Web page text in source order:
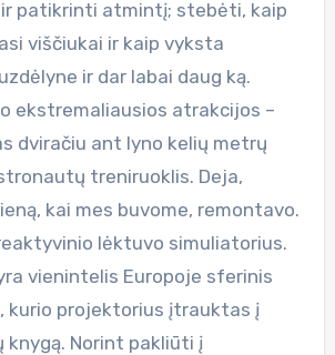
patikrinti atmintį; stebėti, kaip
viščiukai ir kaip vyksta
ir dar labai daug ką.
ekstremaliausios atrakcijos –
dviračiu ant lyno kelių metrų
treniruoklis. Deja,
kai mes buvome, remontavo.
lėktuvo simuliatorius.
vienintelis Europoje sferinis
kurio projektorius įtrauktas į
knygą. Norint pakliūti į